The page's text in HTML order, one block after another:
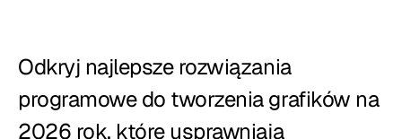
Serwis cateringowy
Cennik
Odkryj najlepsze rozwiązania
programowe do tworzenia grafików na
2026 rok, które usprawniają